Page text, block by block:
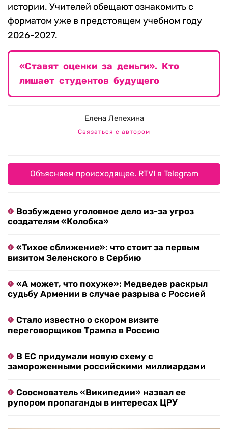
истории. Учителей обещают ознакомить с
форматом уже в предстоящем учебном году
2026-2027.
«Ставят оценки за деньги». Кто
лишает студентов будущего
Елена Лепехина
Связаться с автором
Объясняем происходящее. RTVI в Telegram
Возбуждено уголовное дело из-за угроз
создателям «Колобка»
«Тихое сближение»: что стоит за первым
визитом Зеленского в Сербию
«А может, что похуже»: Медведев раскрыл
судьбу Армении в случае разрыва с Россией
Стало известно о скором визите
переговорщиков Трампа в Россию
В ЕС придумали новую схему с
замороженными российскими миллиардами
Сооснователь «Википедии» назвал ее
рупором пропаганды в интересах ЦРУ